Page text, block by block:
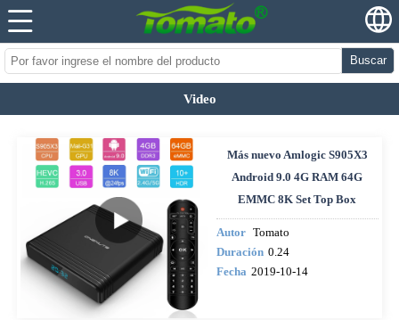
Buscar
Video
Más nuevo Amlogic S905X3
Android 9.0 4G RAM 64G
EMMC 8K Set Top Box
Autor Tomato
Duración 0.24
Fecha 2019-10-14